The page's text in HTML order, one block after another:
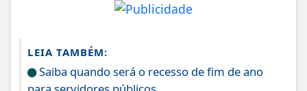
LEIA TAMBÉM:
Saiba quando será o recesso de fim de ano